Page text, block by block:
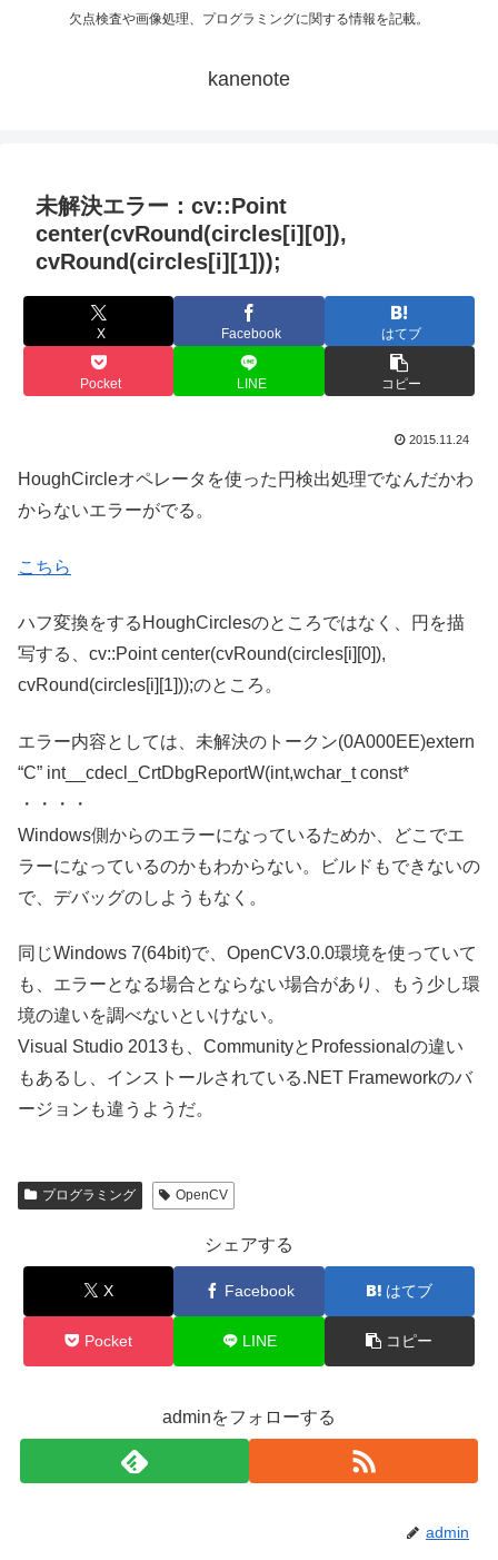
欠点検査や画像処理、プログラミングに関する情報を記載。
kanenote
未解決エラー：cv::Point
center(cvRound(circles[i][0]),
cvRound(circles[i][1]));
X Facebook はてブ
Pocket LINE コピー
2015.11.24
HoughCircleオペレータを使った円検出処理でなんだかわ
からないエラーがでる。
こちら
ハフ変換をするHoughCirclesのところではなく、円を描
写する、cv::Point center(cvRound(circles[i][0]),
cvRound(circles[i][1]));のところ。
エラー内容としては、未解決のトークン(0A000EE)extern
“C” int__cdecl_CrtDbgReportW(int,wchar_t const*
・・・・
Windows側からのエラーになっているためか、どこでエ
ラーになっているのかもわからない。ビルドもできないの
で、デバッグのしようもなく。
同じWindows 7(64bit)で、OpenCV3.0.0環境を使っていて
も、エラーとなる場合とならない場合があり、もう少し環
境の違いを調べないといけない。
Visual Studio 2013も、CommunityとProfessionalの違い
もあるし、インストールされている.NET Frameworkのバ
ージョンも違うようだ。
プログラミング OpenCV
シェアする
X Facebook はてブ
Pocket LINE コピー
adminをフォローする
admin